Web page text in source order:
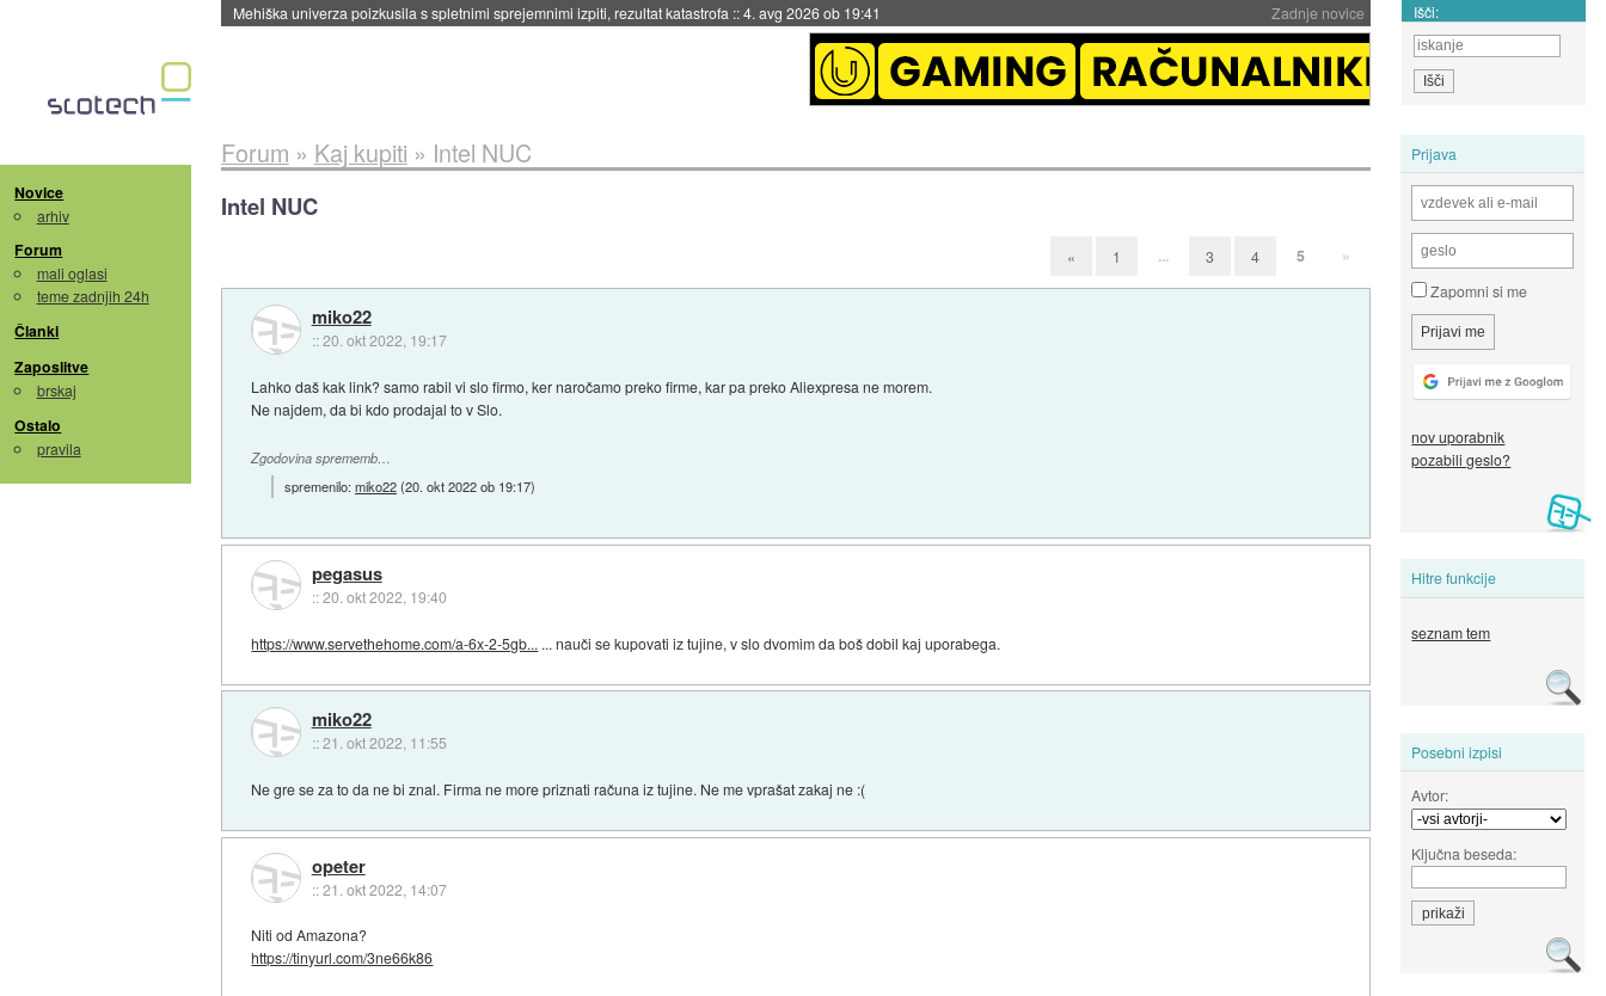
Zadnje novice
Evropska vesoljska agencija razvija svojo raketo za večkratno uporabo::4. avg 2026 ob 19:41 Išči:
Novice
arhiv
Forum
mali oglasi
teme zadnjih 24h
Članki
Zaposlitve
brskaj
Ostalo
pravila
Prijava
Zapomni si me
nov uporabnik
pozabili geslo?
Hitre funkcije
seznam tem
Posebni izpisi
Avtor:
Ključna beseda:
Forum » Kaj kupiti » Intel NUC
Intel NUC
« 1 ... 3 4 5 »
miko22
::20. okt 2022, 19:17
Lahko daš kak link? samo rabil vi slo firmo, ker naročamo preko firme, kar pa preko Aliexpresa ne morem.
Ne najdem, da bi kdo prodajal to v Slo.
Zgodovina sprememb…
spremenilo:miko22(20. okt 2022 ob 19:17)
pegasus
::20. okt 2022, 19:40
https://www.servethehome.com/a-6x-2-5gb... ... nauči se kupovati iz tujine, v slo dvomim da boš dobil kaj uporabega.
miko22
::21. okt 2022, 11:55
Ne gre se za to da ne bi znal. Firma ne more priznati računa iz tujine. Ne me vprašat zakaj ne :(
opeter
::21. okt 2022, 14:07
Niti od Amazona?
https://tinyurl.com/3ne66k86